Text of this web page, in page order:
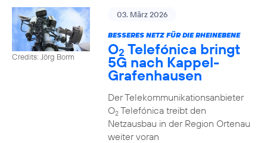
Credits: Jörg Borm
03. März 2026
BESSERES NETZ FÜR DIE RHEINEBENE
O2 Telefónica bringt
5G nach Kappel-
Grafenhausen
Der Telekommunikationsanbieter
O2Telefónica treibt den
Netzausbau in der Region Ortenau
weiter voran